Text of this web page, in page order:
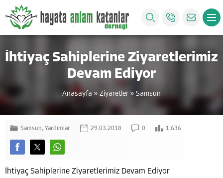
İhtiyaç Sahiplerine Ziyaretlerimiz
Devam Ediyor
Anasayfa » Ziyaretler » Samsun
Samsun, Yardımlar 29.03.2018 0 1.636
İhtiyaç Sahiplerine Ziyaretlerimiz Devam Ediyor